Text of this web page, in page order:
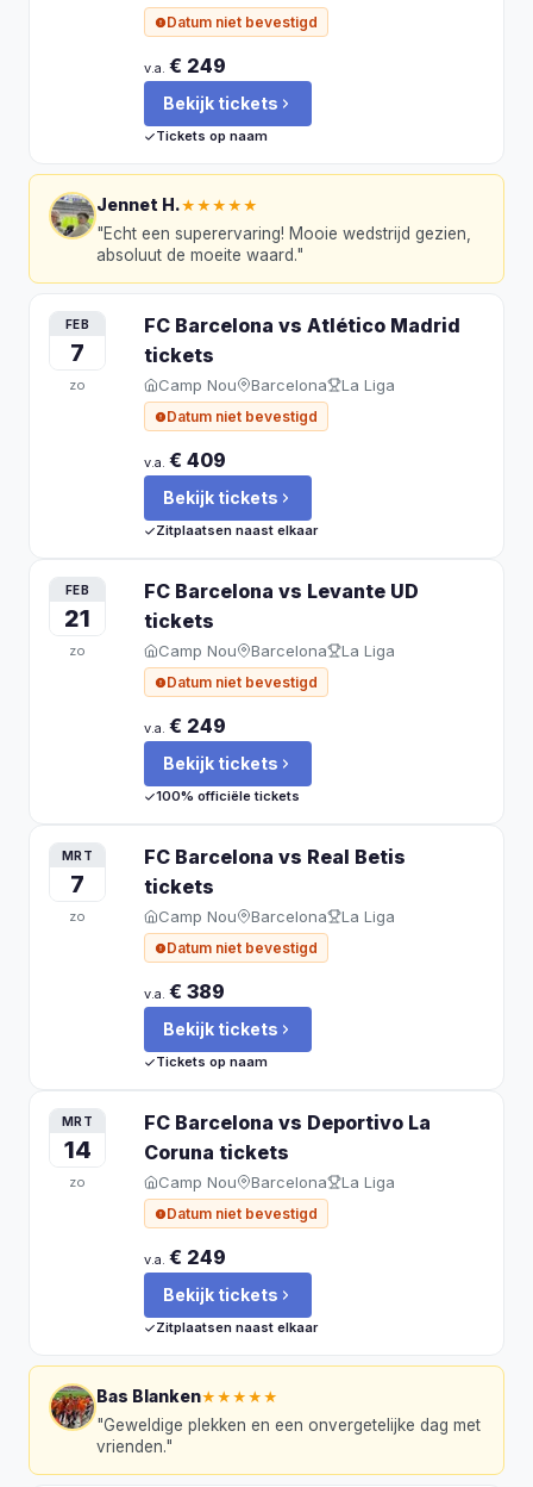
Datum niet bevestigd
v.a. € 249
Bekijk tickets
Tickets op naam
Jennet H.★★★★★
"Echt een superervaring! Mooie wedstrijd gezien,
absoluut de moeite waard."
FEB
7
zo
FC Barcelona vs Atlético Madrid
tickets
Camp Nou Barcelona La Liga
Datum niet bevestigd
v.a. € 409
Bekijk tickets
Zitplaatsen naast elkaar
FEB
21
zo
FC Barcelona vs Levante UD
tickets
Camp Nou Barcelona La Liga
Datum niet bevestigd
v.a. € 249
Bekijk tickets
100% officiële tickets
MRT
7
zo
FC Barcelona vs Real Betis
tickets
Camp Nou Barcelona La Liga
Datum niet bevestigd
v.a. € 389
Bekijk tickets
Tickets op naam
MRT
14
zo
FC Barcelona vs Deportivo La
Coruna tickets
Camp Nou Barcelona La Liga
Datum niet bevestigd
v.a. € 249
Bekijk tickets
Zitplaatsen naast elkaar
Bas Blanken★★★★★
"Geweldige plekken en een onvergetelijke dag met
vrienden."